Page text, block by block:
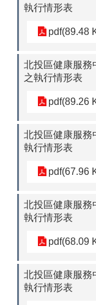
執行情形表
pdf(89.48
北投區健康服務
之執行情形表
pdf(89.26
北投區健康服務
執行情形表
pdf(67.96
北投區健康服務
執行情形表
pdf(68.09
北投區健康服務
執行情形表